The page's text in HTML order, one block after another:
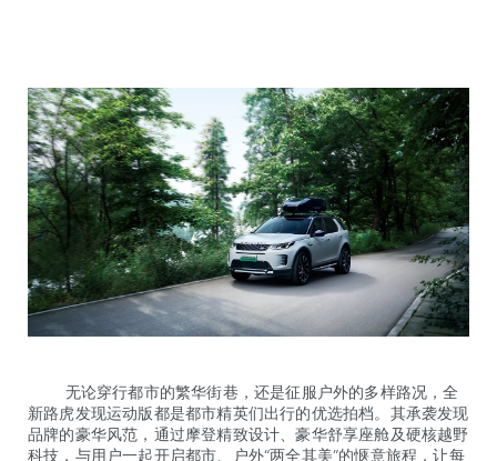
无论穿行都市的繁华街巷，还是征服户外的多样路况，全
新路虎发现运动版都是都市精英们出行的优选拍档。其承袭发现
品牌的豪华风范，通过摩登精致设计、豪华舒享座舱及硬核越野
科技，与用户一起开启都市、户外“两全其美”的惬意旅程，让每